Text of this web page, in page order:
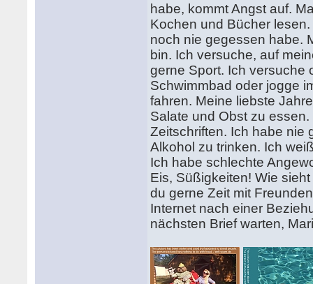
habe, kommt Angst auf.
Kochen und Bücher
noch nie gegessen habe.
bin. Ich versuche, auf
gerne Sport. Ich versuche
Schwimmbad oder jogge
fahren. Meine liebste
Salate und Obst zu
Zeitschriften. Ich habe nie
Alkohol zu trinken. Ich
Ich habe schlechte
Eis, Süßigkeiten! Wie
du gerne Zeit mit
Internet nach einer
nächsten Brief warten,